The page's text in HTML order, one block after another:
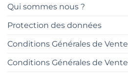
Qui sommes nous ?
Protection des données
Conditions Générales de
Conditions Générales de